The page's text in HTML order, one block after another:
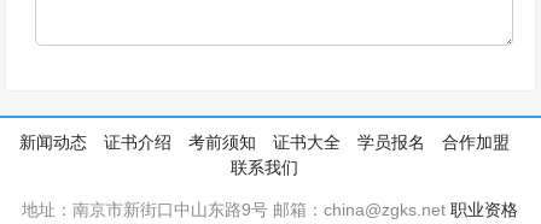
新闻动态 证书介绍 考前须知 证书大全 学员报名
合作加盟
联系我们
地址：南京市新街口中山东路9号 邮箱：china@zgks.net职业资格